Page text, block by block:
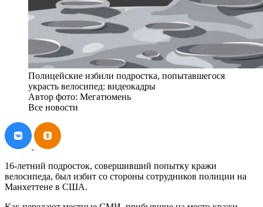
Полицейские избили подростка, попытавшегося
украсть велосипед: видеокадры
Автор фото: Мегатюмень
Все новости
16-летний подросток, совершивший попытку кражи
велосипеда, был избит со стороны сотрудников полиции на
Манхеттене в США.